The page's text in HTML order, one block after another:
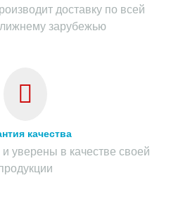
доставку по всей
зарубежью
качества
уверены в качестве своей